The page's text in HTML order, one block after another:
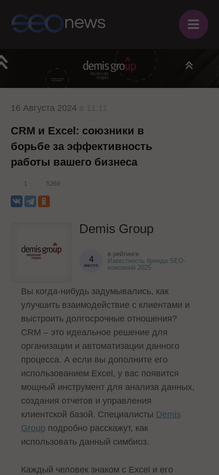
≡
16 Августа 2024
CRM и Excel: союзники в
борьбе за эффективность
работы вашего бизнеса
1 5269
Demis Group
4
место
в рейтинге
Известность бренда SEO-
компаний 2025
Вы когда-нибудь задумывались, как
улучшить взаимодействие с клиентами и
выстроить долгосрочные отношения?
CRM – это идеальное решение для
организации и автоматизации данного
процесса. А если вы дополните его
использованием Excel, у вас появится
мощный инструмент для анализа данных,
создания отчетов и управления
клиентской базой. Специалисты Demis
Group подробно расскажут, как
использовать данный симбиоз.
Каждый человек знаком с Excel и его